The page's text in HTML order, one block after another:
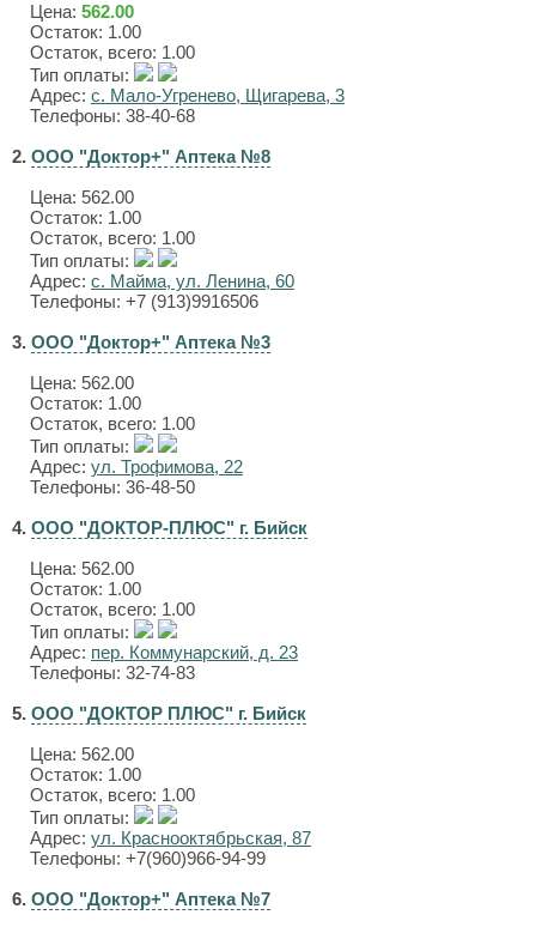
Цена: 562.00
Остаток: 1.00
Остаток, всего: 1.00
Тип оплаты:
Адрес: с. Мало-Угренево, Щигарева, 3
Телефоны: 38-40-68
2. ООО "Доктор+" Аптека №8
Цена: 562.00
Остаток: 1.00
Остаток, всего: 1.00
Тип оплаты:
Адрес: с. Майма, ул. Ленина, 60
Телефоны: +7 (913)9916506
3. ООО "Доктор+" Аптека №3
Цена: 562.00
Остаток: 1.00
Остаток, всего: 1.00
Тип оплаты:
Адрес: ул. Трофимова, 22
Телефоны: 36-48-50
4. ООО "ДОКТОР-ПЛЮС" г. Бийск
Цена: 562.00
Остаток: 1.00
Остаток, всего: 1.00
Тип оплаты:
Адрес: пер. Коммунарский, д. 23
Телефоны: 32-74-83
5. ООО "ДОКТОР ПЛЮС" г. Бийск
Цена: 562.00
Остаток: 1.00
Остаток, всего: 1.00
Тип оплаты:
Адрес: ул. Краснооктябрьская, 87
Телефоны: +7(960)966-94-99
6. ООО "Доктор+" Аптека №7